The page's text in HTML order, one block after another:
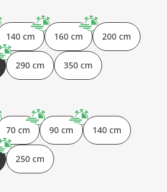
140 cm 160 cm 200 cm
290 cm 350 cm
70 cm 90 cm 140 cm
250 cm